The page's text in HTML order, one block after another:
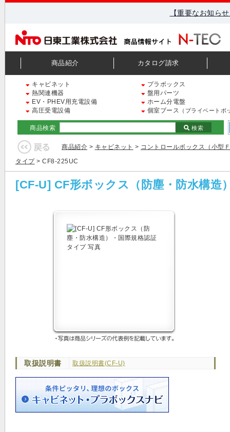
【重要なお知ら
商品紹介 カタログ請求
キャビネット
プラボックス
熱関連機器
盤用パーツ
EV・PHEV用充電設備
ホーム分電盤
高圧受電設備
個室ブース （プライベートボ
商品検索 検索
商品紹介 > キャビネット > コントロールボックス（小型
タイプ> CF8-225UC
[CF-U] CF形ボックス（防塵・防水構造
取扱説明書 取扱説明書(CF-U)